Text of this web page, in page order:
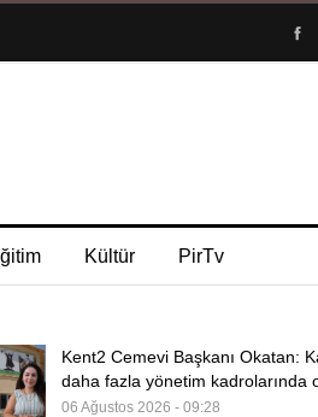
Kültür PirTv
Kent2 Cemevi Başkanı Okatan:
daha fazla yönetim kadrolarında
06 Ağustos 2026 - 09:28